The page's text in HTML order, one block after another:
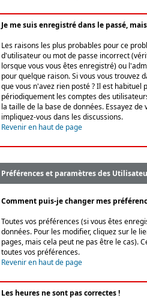
Je me suis enregistré dans le passé,
Les raisons les plus probables pour ce
d'utilisateur ou mot de passe incorrect
lorsque vous vous êtes enregistré) ou
pour quelque raison. Si vous vous trouvez
que vous n'avez rien posté ? Il est
périodiquement les comptes des
la taille de la base de données. Essayez
impliquez-vous dans les discussions.
Revenir en haut de page
Préférences et paramètres des
Comment puis-je changer mes
Toutes vos préférences (si vous êtes
données. Pour les modifier, cliquez sur le
pages, mais cela peut ne pas être le cas).
toutes vos préférences.
Revenir en haut de page
Les heures ne sont pas correctes !